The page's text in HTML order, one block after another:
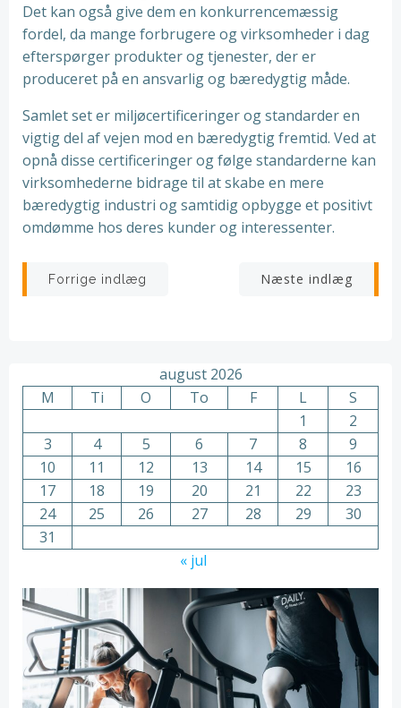
Det kan også give dem en konkurrencemæssig
fordel, da mange forbrugere og virksomheder i dag
efterspørger produkter og tjenester, der er
produceret på en ansvarlig og bæredygtig måde.
Samlet set er miljøcertificeringer og standarder en
vigtig del af vejen mod en bæredygtig fremtid. Ved at
opnå disse certificeringer og følge standarderne kan
virksomhederne bidrage til at skabe en mere
bæredygtig industri og samtidig opbygge et positivt
omdømme hos deres kunder og interessenter.
Indlægsnavigation
Forrige indlæg Næste indlæg
august 2026
M
Ti O To F L
S
1
2
3
4 5 6 7 8
9
10
11 12 13 14 15
16
17
18 19 20 21 22
23
24
25 26 27 28 29
30
31
« jul